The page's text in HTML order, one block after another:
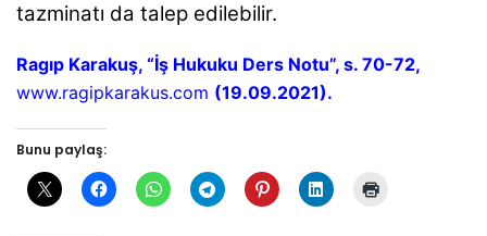
tazminatı da talep edilebilir.
Ragıp Karakuş, “İş Hukuku Ders Notu”, s. 70-72,
www.ragipkarakus.com (19.09.2021).
Bunu paylaş: